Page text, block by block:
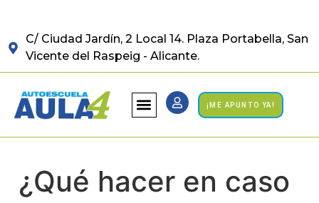
C/ Ciudad Jardín, 2 Local 14. Plaza Portabella, San
Vicente del Raspeig - Alicante.
¡ME APUNTO YA!
¿Qué hacer en caso